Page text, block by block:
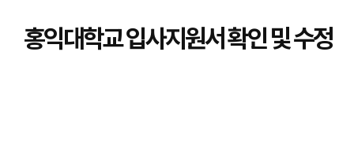
홍익대학교 입사지원서 확인 및 수정